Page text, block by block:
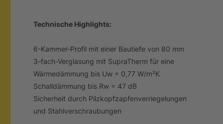
Technische Highlights:
6-Kammer-Profil mit einer Bautiefe von 80 mm
3-fach-Verglasung mit SupraTherm für eine
Wärmedämmung bis Uw = 0,77 W/m²K
Schalldämmung bis Rw = 47 dB
Sicherheit durch Pilzkopfzapfenverriegelungen
und Stahlverschraubungen